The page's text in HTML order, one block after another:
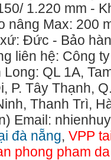
1.220 mm -
nâng Max: 200
Đức - Bảo
liên hệ: Công
QL 1A,
P. Tây Thạnh,
Thanh Trì,
Email:
đà nẵng, VPP
phong pham